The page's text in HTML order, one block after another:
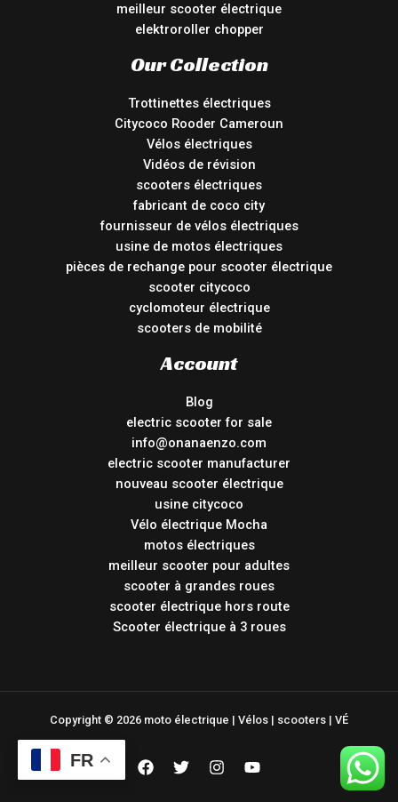
meilleur scooter électrique
elektroroller chopper
Our Collection
Trottinettes électriques
Citycoco Rooder Cameroun
Vélos électriques
Vidéos de révision
scooters électriques
fabricant de coco city
fournisseur de vélos électriques
usine de motos électriques
pièces de rechange pour scooter électrique
scooter citycoco
cyclomoteur électrique
scooters de mobilité
Account
Blog
electric scooter for sale
info@onanaenzo.com
electric scooter manufacturer
nouveau scooter électrique
usine citycoco
Vélo électrique Mocha
motos électriques
meilleur scooter pour adultes
scooter à grandes roues
scooter électrique hors route
Scooter électrique à 3 roues
Copyright © 2026 moto électrique | Vélos | scooters | VÉ
FR